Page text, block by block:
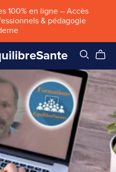
100% en ligne – Accès
& pédagogie